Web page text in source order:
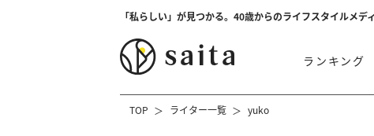
「私らしい」が見つかる。40歳からのライフスタイルメデ
ランキング
TOP ライター一覧 yuko